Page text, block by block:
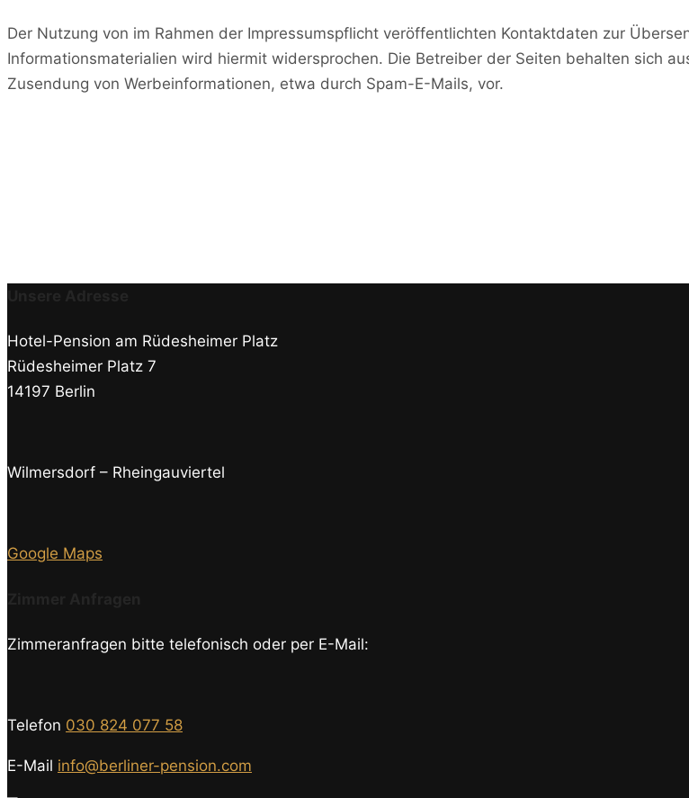
Der Nutzung von im Rahmen der Impressumspflicht veröffentlichten Kontaktdaten zur
Informationsmaterialien wird hiermit widersprochen. Die Betreiber der Seiten behalten sich
Zusendung von Werbeinformationen, etwa durch Spam-E-Mails, vor.
Hotel-Pension am Rüdesheimer Platz
Rüdesheimer Platz 7
14197 Berlin
Wilmersdorf – Rheingauviertel
Google Maps
Zimmeranfragen bitte telefonisch oder per E-Mail:
Telefon 030 824 077 58
E-Mail info@berliner-pension.com